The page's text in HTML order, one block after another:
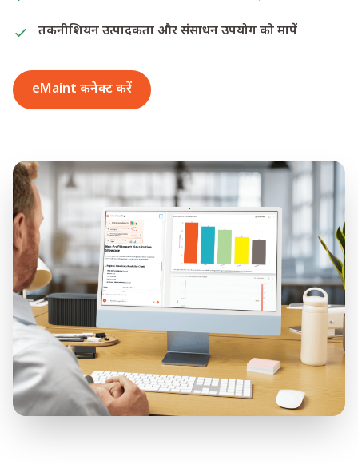
तकनीशियन उत्पादकता और संसाधन उपयोग को मापें
eMaint कनेक्ट करें